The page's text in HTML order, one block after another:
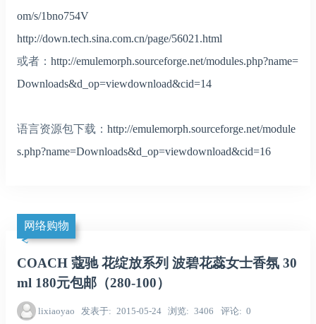
om/s/1bno754V
http://down.tech.sina.com.cn/page/56021.html
或者： http://emulemorph.sourceforge.net/modules.php?name=
Downloads&d_op=viewdownload&cid=14
语言资源包下载： http://emulemorph.sourceforge.net/module
s.php?name=Downloads&d_op=viewdownload&cid=16
网络购物
COACH 蔻驰 花绽放系列 波碧花蕊女士香氛 30
ml 180元包邮（280-100）
lixiaoyao 发表于 2015-05-24 浏览 3406 评论 0